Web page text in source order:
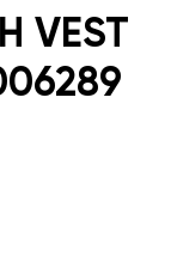
VEST